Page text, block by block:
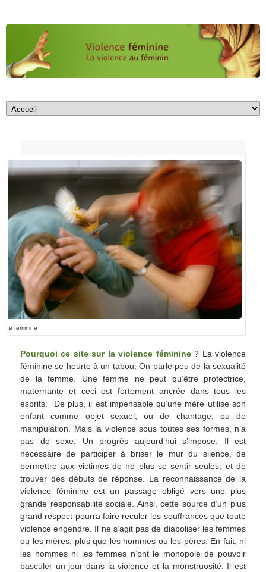
féminine
Pourquoi ce site sur la violence féminine? La violence
féminine se heurte à un tabou. On parle peu de la sexualité
de la femme. Une femme ne peut qu’être protectrice,
maternante et ceci est fortement ancrée dans tous les
esprits. De plus, il est impensable qu’une mère utilise son
enfant comme objet sexuel, ou de chantage, ou de
manipulation. Mais la violence sous toutes ses formes, n’a
pas de sexe. Un progrès aujourd’hui s’impose. Il est
nécessaire de participer à briser le mur du silence, de
permettre aux victimes de ne plus se sentir seules, et de
trouver des débuts de réponse. La reconnaissance de la
violence féminine est un passage obligé vers une plus
grande responsabilité sociale. Ainsi, cette source d’un plus
grand respect pourra faire reculer les souffrances que toute
violence engendre. Il ne s’agit pas de diaboliser les femmes
ou les mères, plus que les hommes ou les pères. En fait, ni
les hommes ni les femmes n’ont le monopole de pouvoir
basculer un jour dans la violence et la monstruosité. Il est